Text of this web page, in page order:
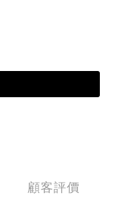
顧客評價